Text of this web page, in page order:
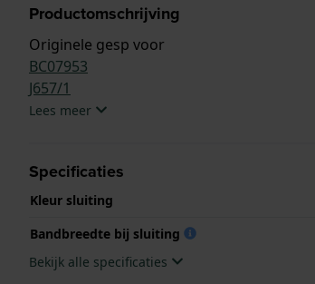
Productomschrijving
Originele gesp voor
BC07953
J657/1
Lees meer
Specificaties
Kleur sluiting
Bandbreedte bij sluiting
Bekijk alle specificaties